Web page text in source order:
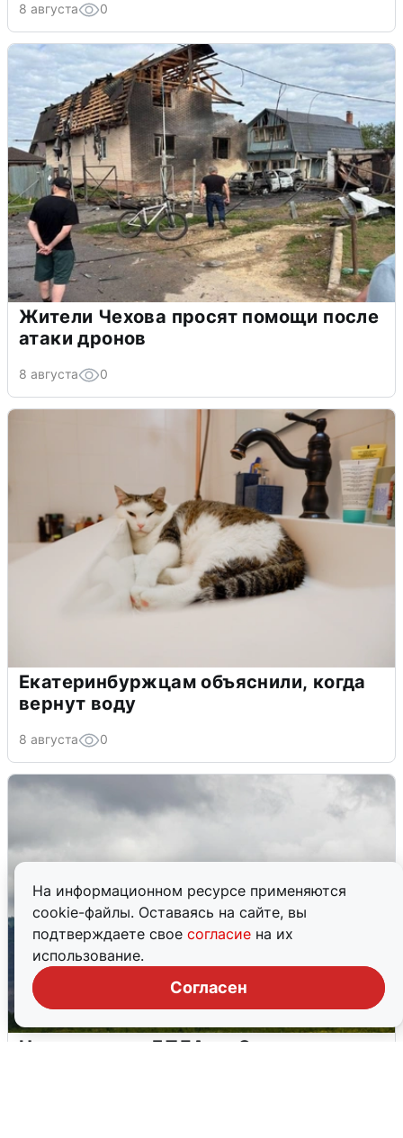
На информационном ресурсе применяются
cookie-файлы. Оставаясь на сайте, вы
подтверждаете свое согласие на их
использование.
Согласен
8 августа 0
Жители Чехова просят помощи после
атаки дронов
8 августа 0
Екатеринбуржцам объяснили, когда
вернут воду
8 августа 0
Ночная атака БПЛА на Самарскую